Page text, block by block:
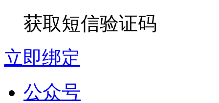
获取短信验证码
立即绑定
公众号